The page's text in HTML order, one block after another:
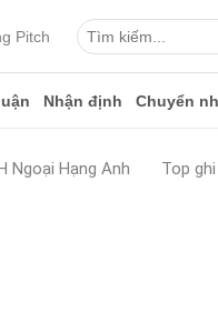
Pitch
Nhận định Chuyển
Ngoại Hạng Anh Top